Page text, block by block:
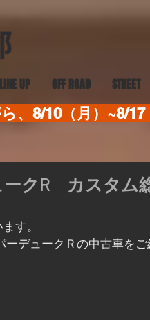
LINE UP OFF ROAD STREET
、8/10（月）~8/
ークR カスタム
す。
ーデュークＲの中古車を